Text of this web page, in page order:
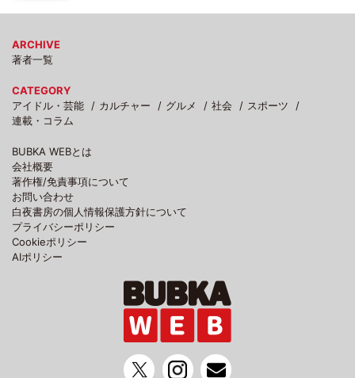
ARCHIVE
著者一覧
CATEGORY
アイドル・芸能
カルチャー グルメ 社会
スポーツ
連載・コラム
BUBKA WEBとは
会社概要
著作権/免責事項について
お問い合わせ
白夜書房の個人情報保護方針について
プライバシーポリシー
Cookieポリシー
AIポリシー